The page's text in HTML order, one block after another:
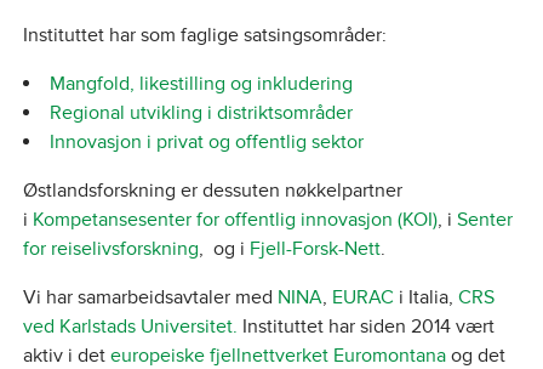
Instituttet har som faglige satsingsområder:
Mangfold, likestilling og inkludering
Regional utvikling i distriktsområder
Innovasjon i privat og offentlig sektor
Østlandsforskning er dessuten nøkkelpartner
i Kompetansesenter for offentlig innovasjon (KOI), i Senter
for reiselivsforskning, og i Fjell-Forsk-Nett.
Vi har samarbeidsavtaler med NINA, EURAC i Italia, CRS
ved Karlstads Universitet. Instituttet har siden 2014 vært
aktiv i det europeiske fjellnettverket Euromontanaog det